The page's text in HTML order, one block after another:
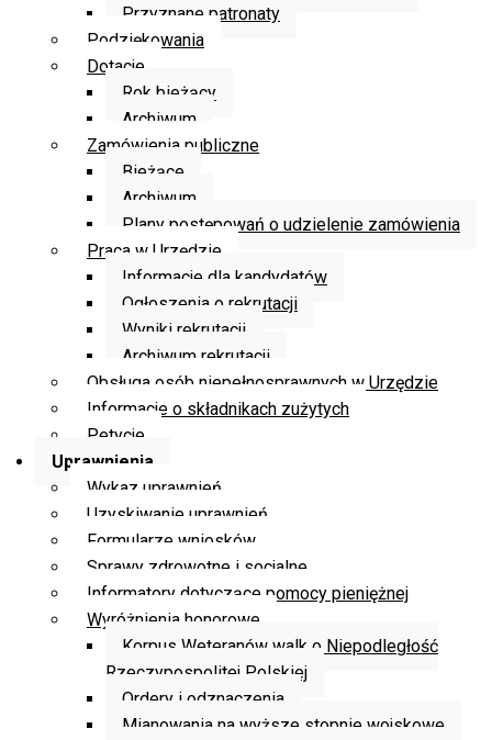
Przyznane patronaty
Podziękowania
Dotacje
Rok bieżący
Archiwum
Zamówienia publiczne
Bieżące
Archiwum
Plany postępowań o udzielenie zamówienia
Praca w Urzędzie
Informacje dla kandydatów
Ogłoszenia o rekrutacji
Wyniki rekrutacji
Archiwum rekrutacji
Obsługa osób niepełnosprawnych w Urzędzie
Informacje o składnikach zużytych
Petycje
Uprawnienia
Wykaz uprawnień
Uzyskiwanie uprawnień
Formularze wniosków
Sprawy zdrowotne i socjalne
Informatory dotyczące pomocy pieniężnej
Wyróżnienia honorowe
Korpus Weteranów walk o Niepodległość
Rzeczypospolitej Polskiej
Ordery i odznaczenia
Mianowania na wyższe stopnie wojskowe